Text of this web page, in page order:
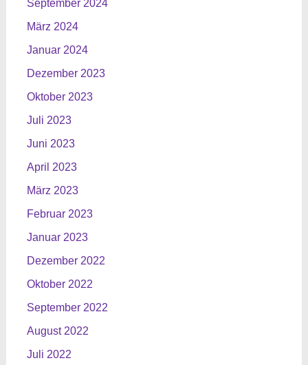
September 2024
März 2024
Januar 2024
Dezember 2023
Oktober 2023
Juli 2023
Juni 2023
April 2023
März 2023
Februar 2023
Januar 2023
Dezember 2022
Oktober 2022
September 2022
August 2022
Juli 2022